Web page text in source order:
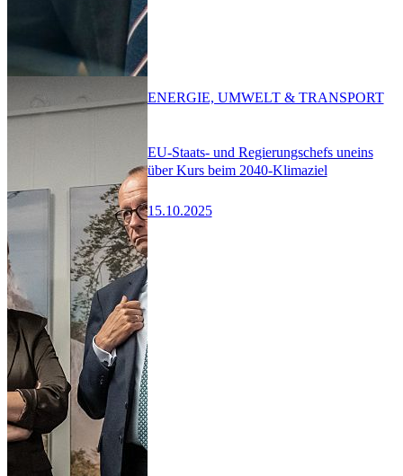
EU-Staats- und Regierungschefs uneins
über Kurs beim 2040-Klimaziel
15.10.2025
ENERGIE, UMWELT & TRANSPORT